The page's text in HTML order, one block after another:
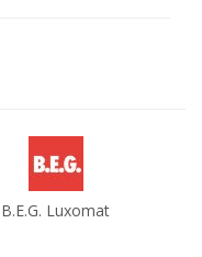
B.E.G. Luxomat